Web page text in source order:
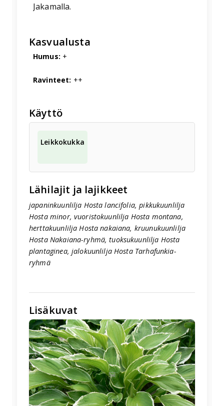
Jakamalla.
Kasvualusta
Humus: +
Ravinteet: ++
Käyttö
Leikkokukka
Lähilajit ja lajikkeet
japaninkuunlilja Hosta lancifolia, pikkukuunlilja
Hosta minor, vuoristokuunlilja Hosta montana,
herttakuunlilja Hosta nakaiana, kruunukuunlilja
Hosta Nakaiana-ryhmä, tuoksukuunlilja Hosta
plantaginea, jalokuunlilja Hosta Tarhafunkia-
ryhmä
Lisäkuvat
🖼️